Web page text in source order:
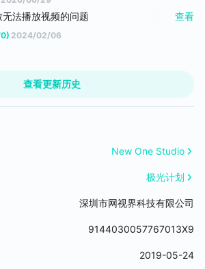
，还是上海一名慷慨激昂的爱国学生，在街
，两年后，你当年的爱国学生形象早已被人
个个艰难的选择是顾全大局还是心慈手软？
的每一个选择都将影响结局的走向，上百种
了很多奖项：
法播放视频的问题
体验
查看
2024/02/06
查看更新历史
New One Studio
极光计划
深圳市网视界科技有限公司
9144030057767013X9
2019-05-24